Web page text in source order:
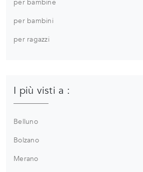
per bambine
per bambini
per ragazzi
I più visti a :
Belluno
Bolzano
Merano